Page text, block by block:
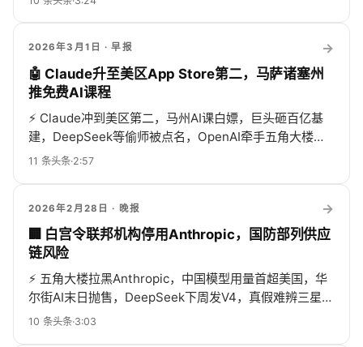
2026年3月1日 · 早报
→
🤖 Claude升至美区App Store第二，马萨诸塞州
推免费AI课程
⚡ Claude冲到美区第二，马州AI课白嫖，巨头砸百亿基
建，DeepSeek等偷师被点名，OpenAI牵手五角大楼，
AI+游戏社交新玩法热得发烫！
11 条头条·2:57
2026年2月28日 · 晚报
→
🏢 白宫令联邦机构停用Anthropic，国防部列供应
链风险
⚡ 五角大楼拉黑Anthropic，中国模型用量首超美国，华
尔街AI末日抛售，DeepSeek下周发V4，真假难辨三星卖
票，Meta被芯片传闻吓跌，热闹得不行！
10 条头条·3:03